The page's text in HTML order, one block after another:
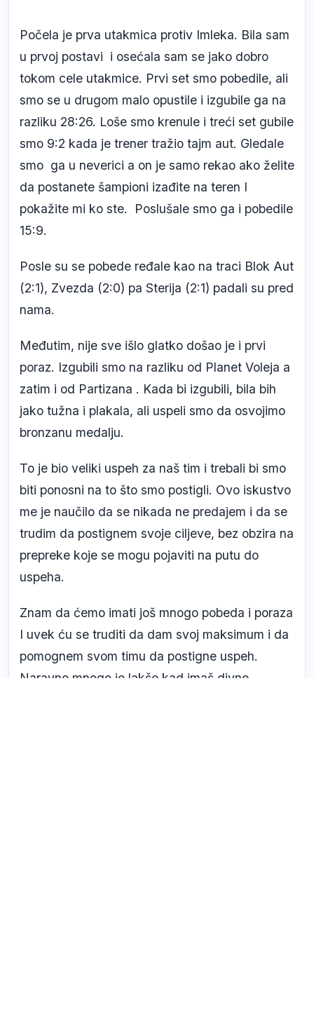
Počela je prva utakmica protiv Imleka. Bila sam
u prvoj postavi i osećala sam se jako dobro
tokom cele utakmice. Prvi set smo pobedile, ali
smo se u drugom malo opustile i izgubile ga na
razliku 28:26. Loše smo krenule i treći set gubile
smo 9:2 kada je trener tražio tajm aut. Gledale
smo ga u neverici a on je samo rekao ako želite
da postanete šampioni izađite na teren I
pokažite mi ko ste. Poslušale smo ga i pobedile
15:9.
Posle su se pobede ređale kao na traci Blok Aut
(2:1), Zvezda (2:0) pa Sterija (2:1) padali su pred
nama.
Međutim, nije sve išlo glatko došao je i prvi
poraz. Izgubili smo na razliku od Planet Voleja a
zatim i od Partizana . Kada bi izgubili, bila bih
jako tužna i plakala, ali uspeli smo da osvojimo
bronzanu medalju.
To je bio veliki uspeh za naš tim i trebali bi smo
biti ponosni na to što smo postigli. Ovo iskustvo
me je naučilo da se nikada ne predajem i da se
trudim da postignem svoje ciljeve, bez obzira na
prepreke koje se mogu pojaviti na putu do
uspeha.
Znam da ćemo imati još mnogo pobeda i poraza
I uvek ću se truditi da dam svoj maksimum i da
pomognem svom timu da postigne uspeh.
Naravno mnogo je lakše kad imaš divne